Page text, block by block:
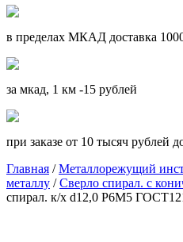
в пределах МКАД доставка
за мкад, 1 км -15 рублей
при заказе от 10 тысяч
Главная /Металлорежущий
металлу /Сверло спирал. с
спирал. к/х d12,0 Р6М5